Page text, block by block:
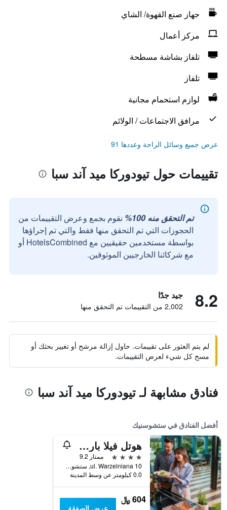
جهاز صنع القهوة/ الشاي
مركز أعمال
تلفاز بشاشة مسطحة
تلفاز
لوازم استحمام مجانية
مرافق الاجتماعات / الولائم
عرض جميع وسائل الراحة وعددها 91
تقييمات حول تيودوركا ميد آند سبا
تم التحقق منه 100%
نقوم بجمع وعرض التقييمات من
الحجوزات التي تم التحقق منها فقط والتي تم إجراؤها
بواسطة مستخدمين حقيقيين مع HotelsCombined أو
مع شركائنا الخارجيين الموثوقين.
8.2 جيد جدًا
2,002 من التقييمات تم التحقق منها
لم يتم العثور على تقييمات. حاول إزالة مرشح أو تغيير بحثك أو
مسح كل شيء لعرض التقييمات.
فنادق مشابهة لـ تيودوركا ميد آند سبا
أفضل الفنادق في ستشوسنيك
هوتل فيلا بارك ميد آند سبا
4 نجوم
ممتاز 9.2
ul. Warzelniana 10, ستشوسنيك, محافظة كوجاوي بوميرانيا, بولندا
0.0 كيلومتر عن وسط المدينة
604 ﷼
عرض الصفقة